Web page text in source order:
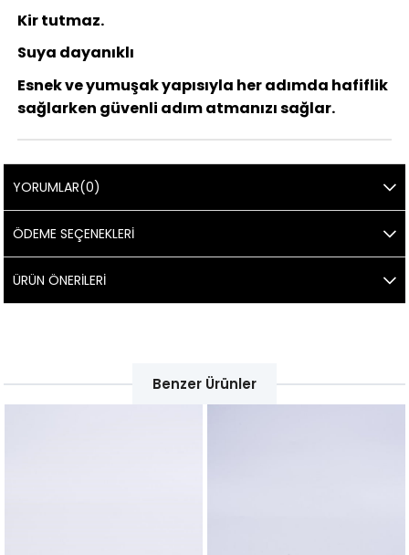
Kir tutmaz.
Suya dayanıklı
Esnek ve yumuşak yapısıyla her adımda hafiflik
sağlarken güvenli adım atmanızı sağlar.
YORUMLAR(0)
ÖDEME SEÇENEKLERI
ÜRÜN ÖNERILERI
Benzer Ürünler